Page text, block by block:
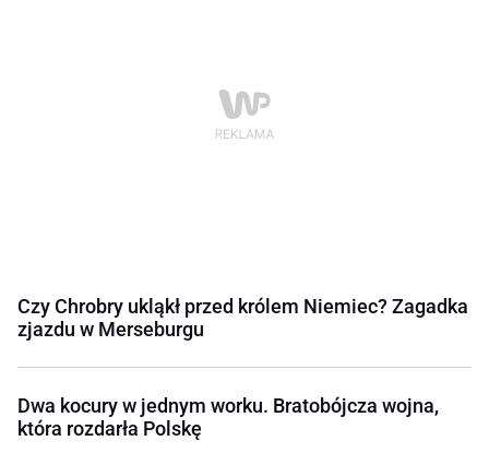
Czy Chrobry ukląkł przed królem Niemiec? Zagadka
zjazdu w Merseburgu
Dwa kocury w jednym worku. Bratobójcza wojna,
która rozdarła Polskę